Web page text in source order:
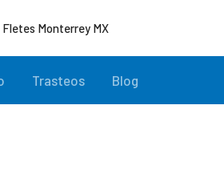
Fletes Monterrey MX
Trasteos Blog